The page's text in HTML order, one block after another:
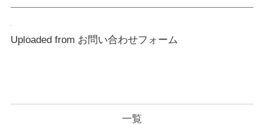
Uploaded from お問い合わせフォーム
一覧